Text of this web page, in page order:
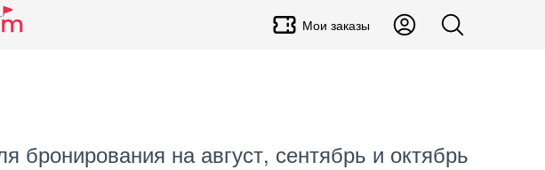
Мои заказы
бронирования на август, сентябрь и октябрь